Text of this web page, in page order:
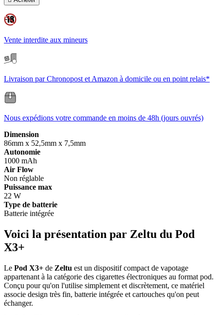
Vente interdite aux mineurs
Livraison par Chronopost et Amazon à domicile ou en point relais*
Nous expédions votre commande en moins de 48h (jours ouvrés)
Dimension
86mm x 52,5mm x 7,5mm
Autonomie
1000 mAh
Air Flow
Non réglable
Puissance max
22 W
Type de batterie
Batterie intégrée
Voici la présentation par Zeltu du Pod
X3+
Le Pod X3+ de Zeltu est un dispositif compact de vapotage
appartenant à la catégorie des cigarettes électroniques au format pod.
Conçu pour qu'on l'utilise simplement et discrètement, ce matériel
associe design très fin, batterie intégrée et cartouches qu'on peut
échanger.